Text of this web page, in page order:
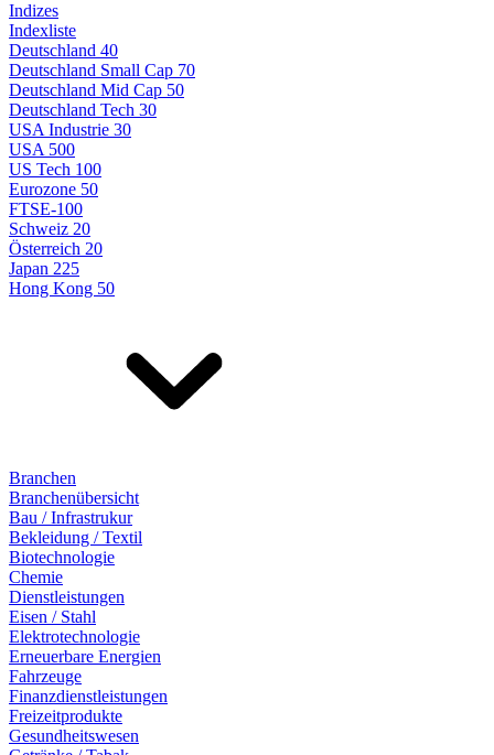
Indizes
Indexliste
Deutschland 40
Deutschland Small Cap 70
Deutschland Mid Cap 50
Deutschland Tech 30
USA Industrie 30
USA 500
US Tech 100
Eurozone 50
FTSE-100
Schweiz 20
Österreich 20
Japan 225
Hong Kong 50
Branchen
Branchenübersicht
Bau / Infrastrukur
Bekleidung / Textil
Biotechnologie
Chemie
Dienstleistungen
Eisen / Stahl
Elektrotechnologie
Erneuerbare Energien
Fahrzeuge
Finanzdienstleistungen
Freizeitprodukte
Gesundheitswesen